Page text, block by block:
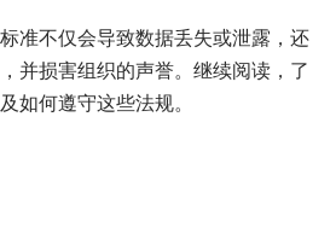
准不仅会导致数据丢失或泄露，还
并损害组织的声誉。继续阅读，了
如何遵守这些法规。